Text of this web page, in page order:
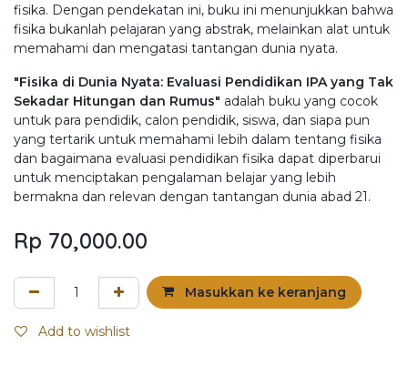
fisika. Dengan pendekatan ini, buku ini menunjukkan bahwa
fisika bukanlah pelajaran yang abstrak, melainkan alat untuk
memahami dan mengatasi tantangan dunia nyata.
"Fisika di Dunia Nyata: Evaluasi Pendidikan IPA yang Tak
Sekadar Hitungan dan Rumus" adalah buku yang cocok
untuk para pendidik, calon pendidik, siswa, dan siapa pun
yang tertarik untuk memahami lebih dalam tentang fisika
dan bagaimana evaluasi pendidikan fisika dapat diperbarui
untuk menciptakan pengalaman belajar yang lebih
bermakna dan relevan dengan tantangan dunia abad 21.
Rp 70,000.00
Masukkan ke keranjang
Add to wishlist